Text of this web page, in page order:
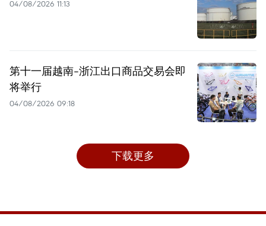
04/08/2026 11:13
第十一届越南-浙江出口商品交易会即
将举行
04/08/2026 09:18
下载更多